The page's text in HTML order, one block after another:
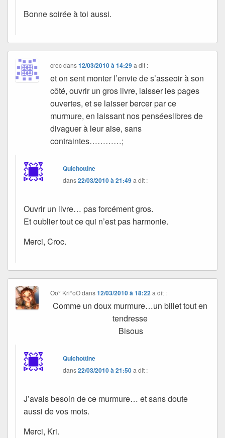
Bonne soirée à toi aussi.
crocdans12/03/2010 à 14:29 a dit :
et on sent monter l’envie de s’asseoir à son
côté, ouvrir un gros livre, laisser les pages
ouvertes, et se laisser bercer par ce
murmure, en laissant nos penséeslibres de
divaguer à leur aise, sans
contraintes…………;
Quichottine
dans22/03/2010 à 21:49a dit :
Ouvrir un livre… pas forcément gros.
Et oublier tout ce qui n’est pas harmonie.
Merci, Croc.
Oo° Kri°oOdans12/03/2010 à 18:22 a dit :
Comme un doux murmure…un billet tout en
tendresse
Bisous
Quichottine
dans22/03/2010 à 21:50a dit :
J’avais besoin de ce murmure… et sans doute
aussi de vos mots.
Merci, Kri.